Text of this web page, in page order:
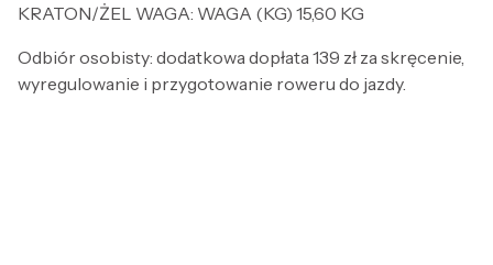
KRATON/ŻEL WAGA: WAGA (KG) 15,60 KG
Odbiór osobisty: dodatkowa dopłata 139 zł za skręcenie,
wyregulowanie i przygotowanie roweru do jazdy.